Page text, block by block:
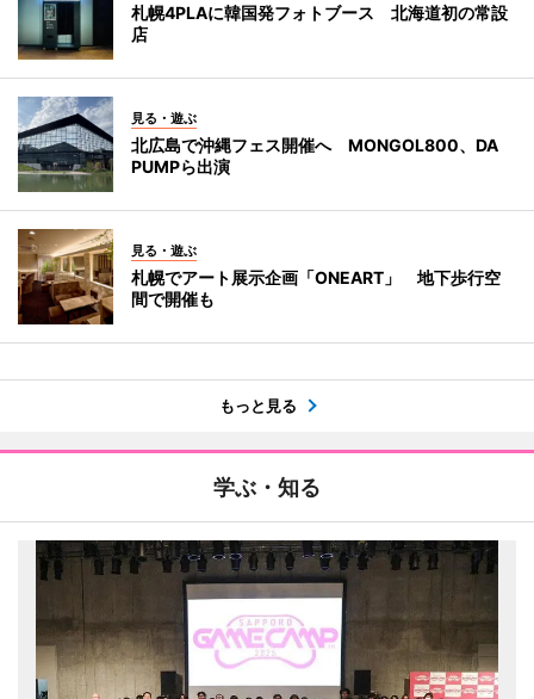
札幌4PLAに韓国発フォトブース 北海道初の常設
店
見る・遊ぶ
北広島で沖縄フェス開催へ MONGOL800、DA
PUMPら出演
見る・遊ぶ
札幌でアート展示企画「ONEART」 地下歩行空
間で開催も
もっと見る
学ぶ・知る